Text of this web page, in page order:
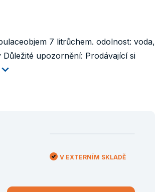
7 litrůchem. odolnost: voda,
upozornění: Prodávající si
V EXTERNÍM SKLADĚ